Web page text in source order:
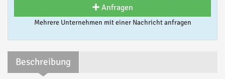
Anfragen
Mehrere Unternehmen mit einer Nachricht anfragen
Beschreibung